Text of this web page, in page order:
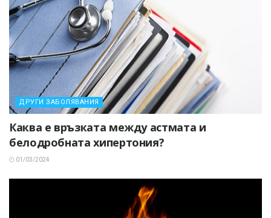
ДРУГИ ЗАБОЛЯВАНИЯ
Каква е връзката между астмата и
белодробната хипертония?
01/03/2024